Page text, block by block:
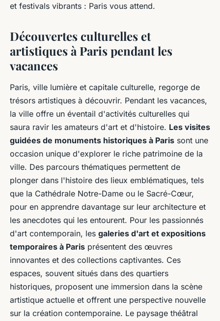
et festivals vibrants : Paris vous attend.
Découvertes culturelles et
artistiques à Paris pendant les
vacances
Paris, ville lumière et capitale culturelle, regorge de
trésors artistiques à découvrir. Pendant les vacances,
la ville offre un éventail d'activités culturelles qui
saura ravir les amateurs d'art et d'histoire. Les visites
guidées de monuments historiques à Paris sont une
occasion unique d'explorer le riche patrimoine de la
ville. Des parcours thématiques permettent de
plonger dans l'histoire des lieux emblématiques, tels
que la Cathédrale Notre-Dame ou le Sacré-Cœur,
pour en apprendre davantage sur leur architecture et
les anecdotes qui les entourent. Pour les passionnés
d'art contemporain, les galeries d'art et expositions
temporaires à Paris présentent des œuvres
innovantes et des collections captivantes. Ces
espaces, souvent situés dans des quartiers
historiques, proposent une immersion dans la scène
artistique actuelle et offrent une perspective nouvelle
sur la création contemporaine. Le paysage théâtral